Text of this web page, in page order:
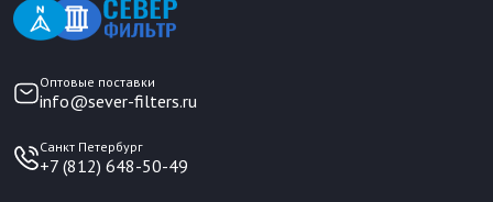
Оптовые поставки
info@sever-filters.ru
Санкт Петербург
+7 (812) 648-50-49